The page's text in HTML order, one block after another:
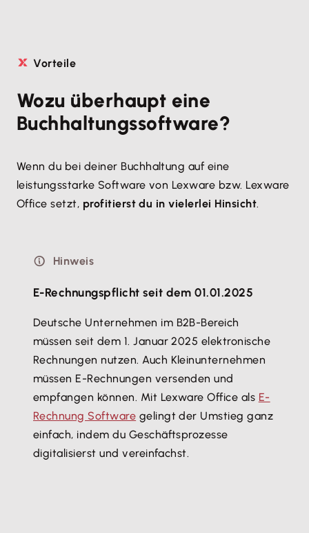
Vorteile
Wozu überhaupt eine
Buchhaltungssoftware?
Wenn du bei deiner Buchhaltung auf eine
leistungsstarke Software von Lexware bzw. Lexware
Office setzt, profitierst du in vielerlei Hinsicht.
Hinweis
E-Rechnungspflicht seit dem 01.01.2025
Deutsche Unternehmen im B2B-Bereich
müssen seit dem 1. Januar 2025 elektronische
Rechnungen nutzen. Auch Kleinunternehmen
müssen E-Rechnungen versenden und
empfangen können. Mit Lexware Office als E-
Rechnung Software gelingt der Umstieg ganz
einfach, indem du Geschäftsprozesse
digitalisierst und vereinfachst.